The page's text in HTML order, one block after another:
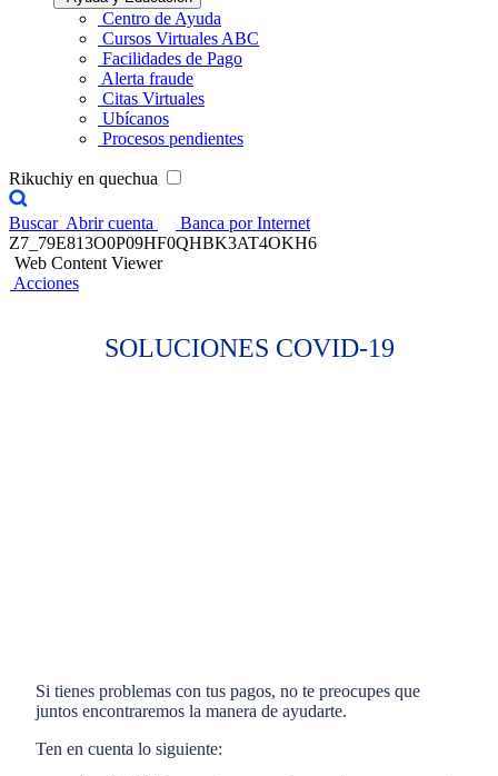
Centro de Ayuda
Cursos Virtuales ABC
Facilidades de Pago
Alerta fraude
Citas Virtuales
Ubícanos
Procesos pendientes
Rikuchiy en quechua
Buscar Abrir cuenta
Banca por Internet
Z7_79E813O0P09HF0QHBK3AT4OKH6
Web Content Viewer
Acciones
SOLUCIONES COVID-19
Si tienes problemas con tus pagos, no te preocupes que
juntos encontraremos la manera de ayudarte.
Ten en cuenta lo siguiente: